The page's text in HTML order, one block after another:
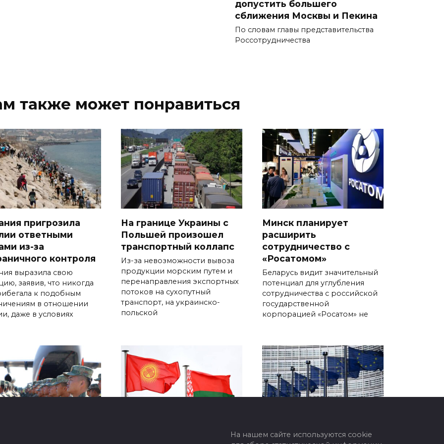
допустить большего
сближения Москвы и Пекина
По словам главы представительства
Россотрудничества
также может понравиться
пригрозила
ответными
из-за
контроля
выразила свою
заявив, что никогда
к подобным
в отношении
даже в условиях
На границе Украины с
Польшей произошел
транспортный коллапс
Из-за невозможности вывоза
продукции морским путем и
перенаправления экспортных
потоков на сухопутный
транспорт, на украинско-
польской
Минск планирует
расширить
сотрудничество с
«Росатомом»
Беларусь видит значительный
потенциал для углубления
сотрудничества с российской
государственной
корпорацией «Росатом» не
Беларусь и Кыргызстан В ЕС забили тревогу из-
На нашем сайте используются cookie